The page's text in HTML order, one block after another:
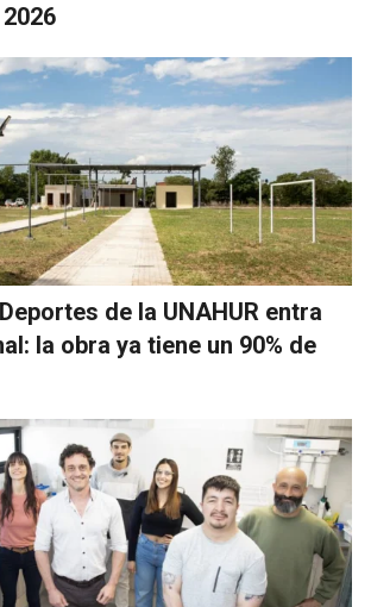
de la UNAHUR entra
la obra ya tiene un 90% de